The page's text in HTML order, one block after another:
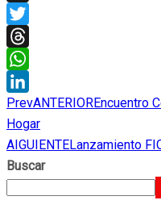
X
Twitter
Threads
WhatsApp
LinkedIn
PrevANTERIOREncuentro
Hogar
AIGUIENTELanzamiento
Buscar